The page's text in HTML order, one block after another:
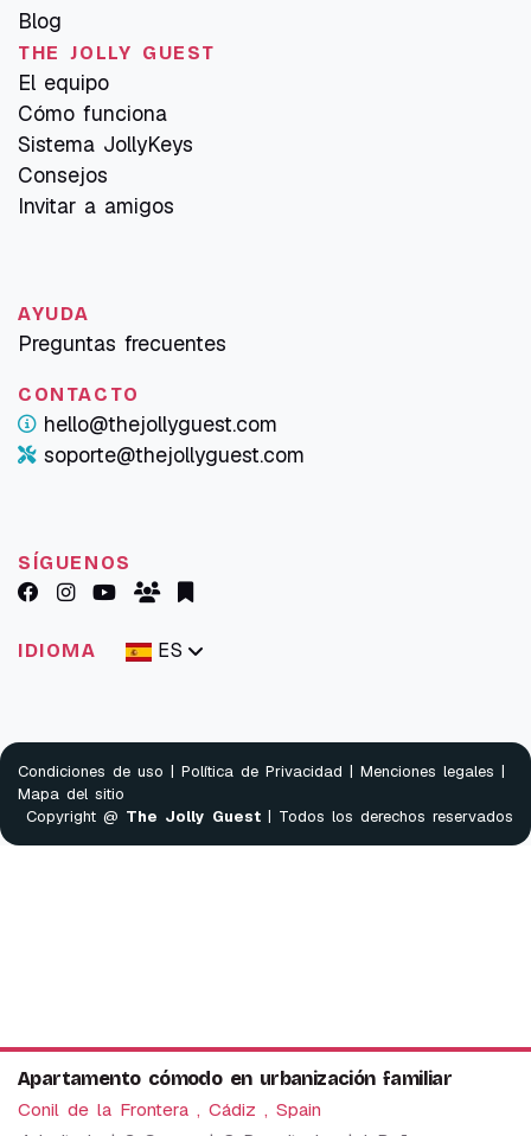
Apartamento cómodo en urbanización familiar
Conil de la Frontera , Cádiz , Spain
Blog
THE JOLLY GUEST
El equipo
Cómo funciona
Sistema JollyKeys
Consejos
Invitar a amigos
AYUDA
Preguntas frecuentes
CONTACTO
hello@thejollyguest.com
soporte@thejollyguest.com
SÍGUENOS
IDIOMA ES
Condiciones de uso | Política de Privacidad | Menciones legales |
Mapa del sitio
Copyright @ The Jolly Guest | Todos los derechos reservados